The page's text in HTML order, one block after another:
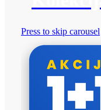
Press to skip carousel